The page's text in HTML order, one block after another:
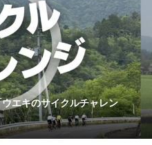
エキのサイクルチャレン